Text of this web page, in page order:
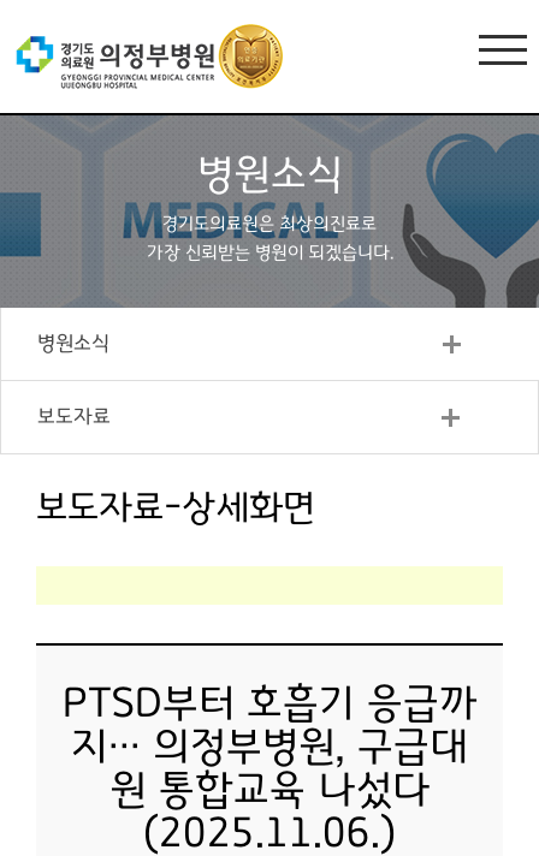
병원소식
경기도의료원은 최상의진료로
가장 신뢰받는 병원이 되겠습니다.
병원소식
보도자료
보도자료-상세화면
PTSD부터 호흡기 응급까
지… 의정부병원, 구급대
원 통합교육 나섰다
(2025.11.06.)